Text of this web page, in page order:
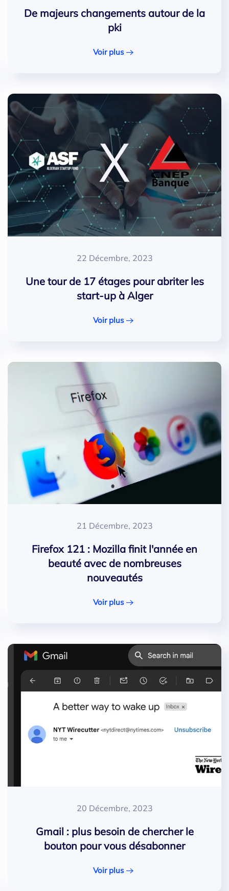
De majeurs changements autour de la
pki
Voir plus
22 Décembre, 2023
Une tour de 17 étages pour abriter les
start-up à Alger
Voir plus
21 Décembre, 2023
Firefox 121 : Mozilla finit l'année en
beauté avec de nombreuses
nouveautés
Voir plus
20 Décembre, 2023
Gmail : plus besoin de chercher le
bouton pour vous désabonner
Voir plus